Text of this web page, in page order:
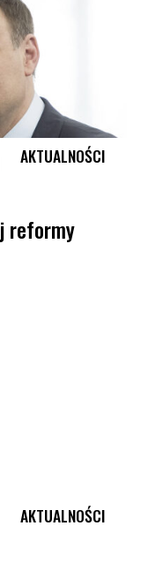
AKTUALNOŚCI
reformy
AKTUALNOŚCI